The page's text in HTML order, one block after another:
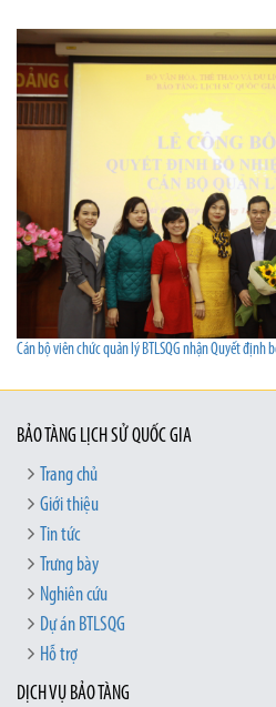
Cán bộ viên chức quản lý BTLSQG nhận Quyết định
BẢO TÀNG LỊCH SỬ QUỐC GIA
Trang chủ
Giới thiệu
Tin tức
Trưng bày
Nghiên cứu
Dự án BTLSQG
Hỗ trợ
DỊCH VỤ BẢO TÀNG